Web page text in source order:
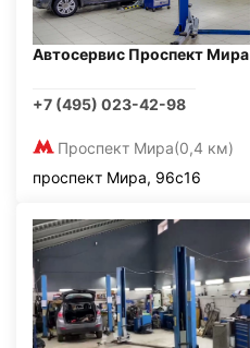
Автосервис Проспект Мира
+7 (495) 023-42-98
Проспект Мира(0,4 км)
проспект Мира, 96с16